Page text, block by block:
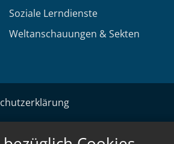
Soziale Lerndienste
Weltanschauungen & Sekten